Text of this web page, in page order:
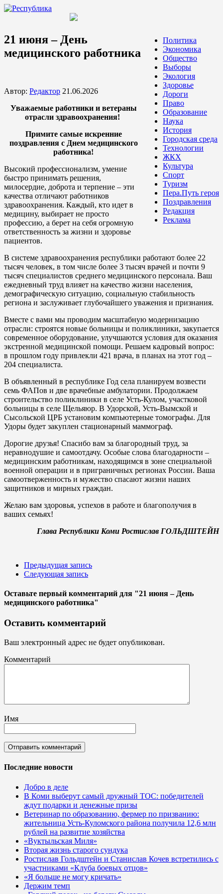
Политика
Экономика
Общество
Выборы
Экология
Здоровье
Дороги
Право
Образование
Наука
История
Городская среда
Технологии
ЖКХ
Культура
Спорт
Туризм
Пера.Путь героя
Поздравления
Редакция
Реклама
21 июня – День
медицинского работника
Автор: Редактор 21.06.2026
Уважаемые работники и ветераны
отрасли здравоохранения!
Примите самые искренние
поздравления с Днем медицинского
работника!
Высокий профессионализм, умение
быстро принимать решения,
милосердие, доброта и терпение – эти
качества отличают работников
здравоохранения. Каждый, кто идет в
медицину, выбирает не просто
профессию, а берет на себя огромную
ответственность за жизни и здоровье
пациентов.
В системе здравоохранения республики работают более 22
тысяч человек, в том числе более 3 тысяч врачей и почти 9
тысяч специалистов среднего медицинского персонала. Ваш
ежедневный труд влияет на качество жизни населения,
демографическую ситуацию, социальную стабильность
региона и заслуживает глубочайшего уважения и признания.
Вместе с вами мы проводим масштабную модернизацию
отрасли: строятся новые больницы и поликлиники, закупается
современное оборудование, улучшаются условия для оказания
экстренной медицинской помощи. Решаем кадровый вопрос:
в прошлом году привлекли 421 врача, в планах на этот год –
204 специалиста.
В объявленный в республике Год села планируем возвести
семь ФАПов и две врачебные амбулатории. Продолжаем
строительство поликлиники в селе Усть-Кулом, участковой
больницы в селе Щельяюр. В Удорской, Усть-Вымской и
Сысольской ЦРБ установим компьютерные томографы. Для
Удоры будет закуплен стационарный маммограф.
Дорогие друзья! Спасибо вам за благородный труд, за
неравнодушие и самоотдачу. Особые слова благодарности –
медицинским работникам, находящимся в зоне специальной
военной операции и в приграничных регионах России. Ваша
самоотверженность и мужество спасают жизни наших
защитников и мирных граждан.
Желаю вам здоровья, успехов в работе и благополучия в
ваших семьях!
Глава Республики Коми Ростислав ГОЛЬДШТЕЙН
Предыдущая запись
Следующая запись
Оставьте первый комментарий для "21 июня – День
медицинского работника"
Оставить комментарий
Ваш электронный адрес не будет опубликован.
Комментарий
Имя
Последние новости
Добро в деле
В Коми выберут самый дружный ТОС: победителей
ждут подарки и денежные призы
Ветеринар по образованию, фермер по призванию:
жительница Усть-Куломского района получила 12,6 млн
рублей на развитие хозяйства
«Вуктыльская Миля»
Вторая жизнь старого сундука
Ростислав Гольдштейн и Станислав Кочев встретились с
участниками «Клуба боевых отцов»
«Я больше не могу кричать»
Держим темп